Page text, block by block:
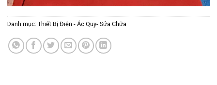
Danh mục: Thiết Bị Điện - Ắc Quy- Sửa Chữa